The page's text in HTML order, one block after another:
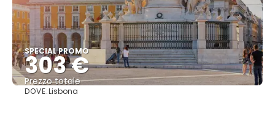
SPECIAL PROMO
303 €
Prezzo totale
DOVE:Lisbona